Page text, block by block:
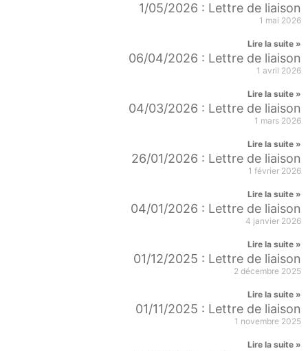
1/05/2026 : Lettre de liaison
1 mai 2026
Lire la suite »
06/04/2026 : Lettre de liaison
1 avril 2026
Lire la suite »
04/03/2026 : Lettre de liaison
1 mars 2026
Lire la suite »
26/01/2026 : Lettre de liaison
1 février 2026
Lire la suite »
04/01/2026 : Lettre de liaison
4 janvier 2026
Lire la suite »
01/12/2025 : Lettre de liaison
2 décembre 2025
Lire la suite »
01/11/2025 : Lettre de liaison
1 novembre 2025
Lire la suite »